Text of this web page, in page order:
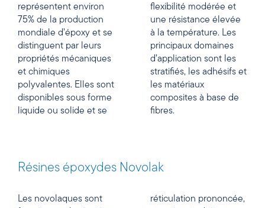
représentent environ
75% de la production
mondiale d’époxy et se
distinguent par leurs
propriétés mécaniques
et chimiques
polyvalentes. Elles sont
disponibles sous forme
liquide ou solide et se
flexibilité modérée et
une résistance élevée
à la température. Les
principaux domaines
d’application sont les
stratifiés, les adhésifs et
les matériaux
composites à base de
fibres.
Résines époxydes Novolak
Les novolaques sont
réticulation prononcée,